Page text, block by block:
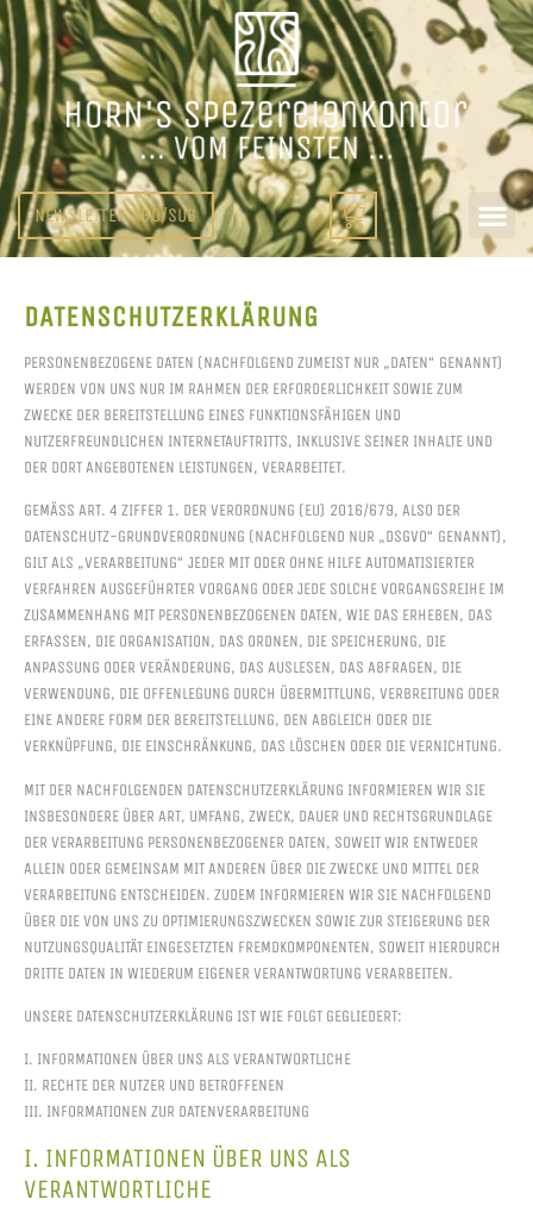
NEWSLETTER ABO/SUB
DATENSCHUTZ­ERKLÄRUNG
PERSONENBEZOGENE DATEN (NACHFOLGEND ZUMEIST NUR „DATEN“ GENANNT)
WERDEN VON UNS NUR IM RAHMEN DER ERFORDERLICHKEIT SOWIE ZUM
ZWECKE DER BEREITSTELLUNG EINES FUNKTIONSFÄHIGEN UND
NUTZERFREUNDLICHEN INTERNETAUFTRITTS, INKLUSIVE SEINER INHALTE UND
DER DORT ANGEBOTENEN LEISTUNGEN, VERARBEITET.
GEMÄSS ART. 4 ZIFFER 1. DER VERORDNUNG (EU) 2016/679, ALSO DER D
ATENSCHUTZ-GRUNDVERORDNUNG (NACHFOLGEND NUR „DSGVO“ GENANNT), G
ILT ALS „VERARBEITUNG“ JEDER MIT ODER OHNE HILFE AUTOMATISIERTER V
ERFAHREN AUSGEFÜHRTER VORGANG ODER JEDE SOLCHE VORGANGSREIHE IM Z
USAMMENHANG MIT PERSONENBEZOGENEN DATEN, WIE DAS ERHEBEN, DAS E
RFASSEN, DIE ORGANISATION, DAS ORDNEN, DIE SPEICHERUNG, DIE A
NPASSUNG ODER VERÄNDERUNG, DAS AUSLESEN, DAS ABFRAGEN, DIE V
ERWENDUNG, DIE OFFENLEGUNG DURCH ÜBERMITTLUNG, VERBREITUNG ODER E
INE ANDERE FORM DER BEREITSTELLUNG, DEN ABGLEICH ODER DIE V
ERKNÜPFUNG, DIE EINSCHRÄNKUNG, DAS LÖSCHEN ODER DIE VERNICHTUNG.
MIT DER NACHFOLGENDEN DATENSCHUTZERKLÄRUNG INFORMIEREN WIR SIE
INSBESONDERE ÜBER ART, UMFANG, ZWECK, DAUER UND RECHTSGRUNDLAGE
DER VERARBEITUNG PERSONENBEZOGENER DATEN, SOWEIT WIR ENTWEDER
ALLEIN ODER GEMEINSAM MIT ANDEREN ÜBER DIE ZWECKE UND MITTEL DER
VERARBEITUNG ENTSCHEIDEN. ZUDEM INFORMIEREN WIR SIE NACHFOLGEND
ÜBER DIE VON UNS ZU OPTIMIERUNGSZWECKEN SOWIE ZUR STEIGERUNG DER
NUTZUNGSQUALITÄT EINGESETZTEN FREMDKOMPONENTEN, SOWEIT HIERDURCH
DRITTE DATEN IN WIEDERUM EIGENER VERANTWORTUNG VERARBEITEN.
UNSERE DATENSCHUTZERKLÄRUNG IST WIE FOLGT GEGLIEDERT:
I. INFORMATIONEN ÜBER UNS ALS VERANTWORTLICHE
II. RECHTE DER NUTZER UND BETROFFENEN
III. INFORMATIONEN ZUR DATENVERARBEITUNG
I. INFORMATIONEN ÜBER UNS ALS
VERANTWORTLICHE